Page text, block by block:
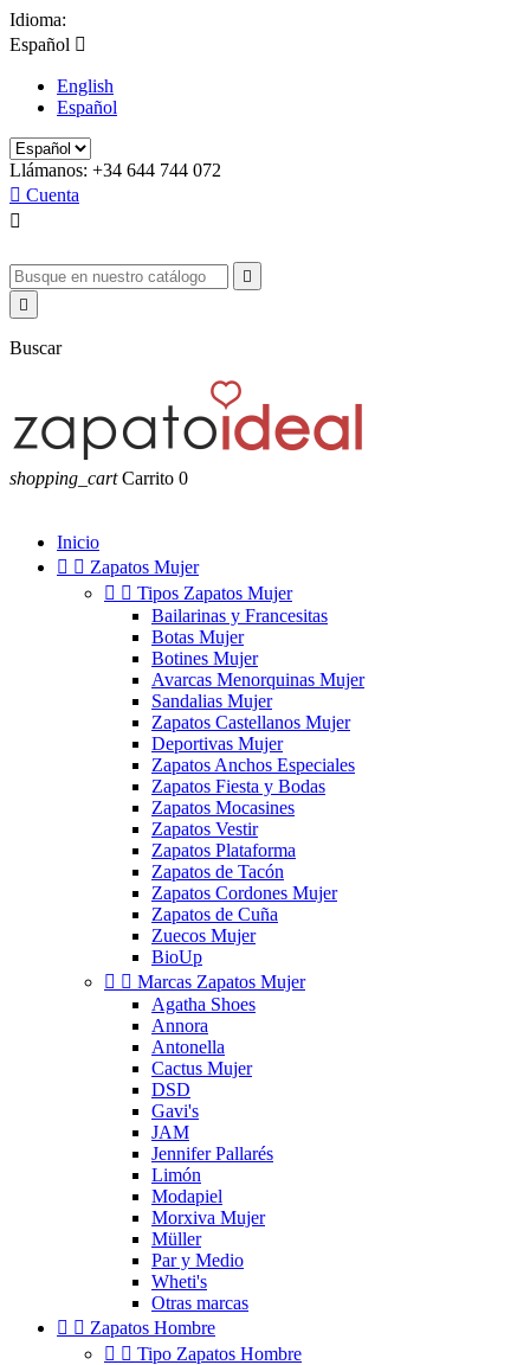
Idioma:
Español 
English
Español
Llámanos: +34 644 744 072
 Cuenta



Buscar
shopping_cart Carrito 0
Inicio
  Zapatos Mujer
  Tipos Zapatos Mujer
Bailarinas y Francesitas
Botas Mujer
Botines Mujer
Avarcas Menorquinas Mujer
Sandalias Mujer
Zapatos Castellanos Mujer
Deportivas Mujer
Zapatos Anchos Especiales
Zapatos Fiesta y Bodas
Zapatos Mocasines
Zapatos Vestir
Zapatos Plataforma
Zapatos de Tacón
Zapatos Cordones Mujer
Zapatos de Cuña
Zuecos Mujer
BioUp
  Marcas Zapatos Mujer
Agatha Shoes
Annora
Antonella
Cactus Mujer
DSD
Gavi's
JAM
Jennifer Pallarés
Limón
Modapiel
Morxiva Mujer
Müller
Par y Medio
Wheti's
Otras marcas
  Zapatos Hombre
  Tipo Zapatos Hombre